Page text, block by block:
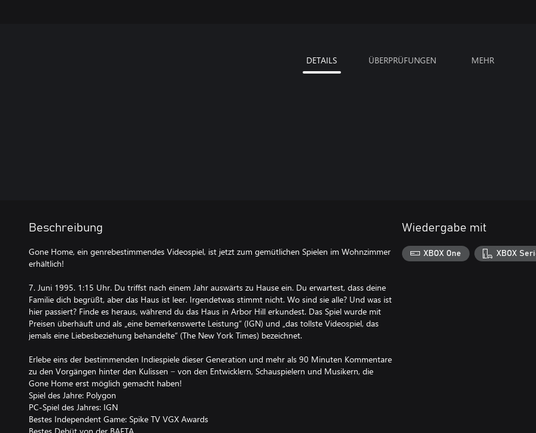
DETAILS ÜBERPRÜFUNGEN MEHR
Beschreibung
Gone Home, ein genrebestimmendes Videospiel, ist jetzt zum gemütlichen Spielen im Wohnzimmer
erhältlich!
7. Juni 1995. 1:15 Uhr. Du triffst nach einem Jahr auswärts zu Hause ein. Du erwartest, dass deine
Familie dich begrüßt, aber das Haus ist leer. Irgendetwas stimmt nicht. Wo sind sie alle? Und was ist
hier passiert? Finde es heraus, während du das Haus in Arbor Hill erkundest. Das Spiel wurde mit
Preisen überhäuft und als „eine bemerkenswerte Leistung“ (IGN) und „das tollste Videospiel, das
jemals eine Liebesbeziehung behandelte“ (The New York Times) bezeichnet.
Erlebe eins der bestimmenden Indiespiele dieser Generation und mehr als 90 Minuten Kommentare
zu den Vorgängen hinter den Kulissen − von den Entwicklern, Schauspielern und Musikern, die
Gone Home erst möglich gemacht haben!
Spiel des Jahre: Polygon
PC-Spiel des Jahres: IGN
Bestes Independent Game: Spike TV VGX Awards
Wiedergabe mit
XBOX One XBOX